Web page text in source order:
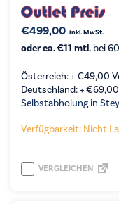
€499,00 inkl. MwSt.
oder ca. €11 mtl. bei
Österreich: +€49,00
Deutschland: +€69,00
Selbstabholung in
Verfügbarkeit: Nicht
VERGLEICHEN